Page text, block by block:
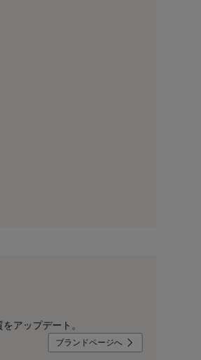
アップデート。
ブランドページへ